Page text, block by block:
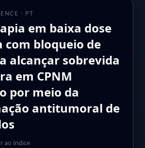
· PT
em baixa dose
com bloqueio de
alcançar sobrevida
em CPNM
por meio da
antitumoral de
ao índice